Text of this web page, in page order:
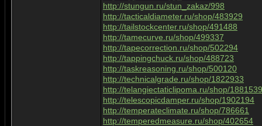
http://stungun.ru/stun_zakaz/998
http://tacticaldiameter.ru/shop/483929
http://tailstockcenter.ru/shop/491488
http://tamecurve.ru/shop/499337
http://tapecorrection.ru/shop/502294
http://tappingchuck.ru/shop/488723
http://taskreasoning.ru/shop/500120
http://technicalgrade.ru/shop/1822933
http://telangiectaticlipoma.ru/shop/1881539
http://telescopicdamper.ru/shop/1902194
http://temperateclimate.ru/shop/786661
http://temperedmeasure.ru/shop/402654